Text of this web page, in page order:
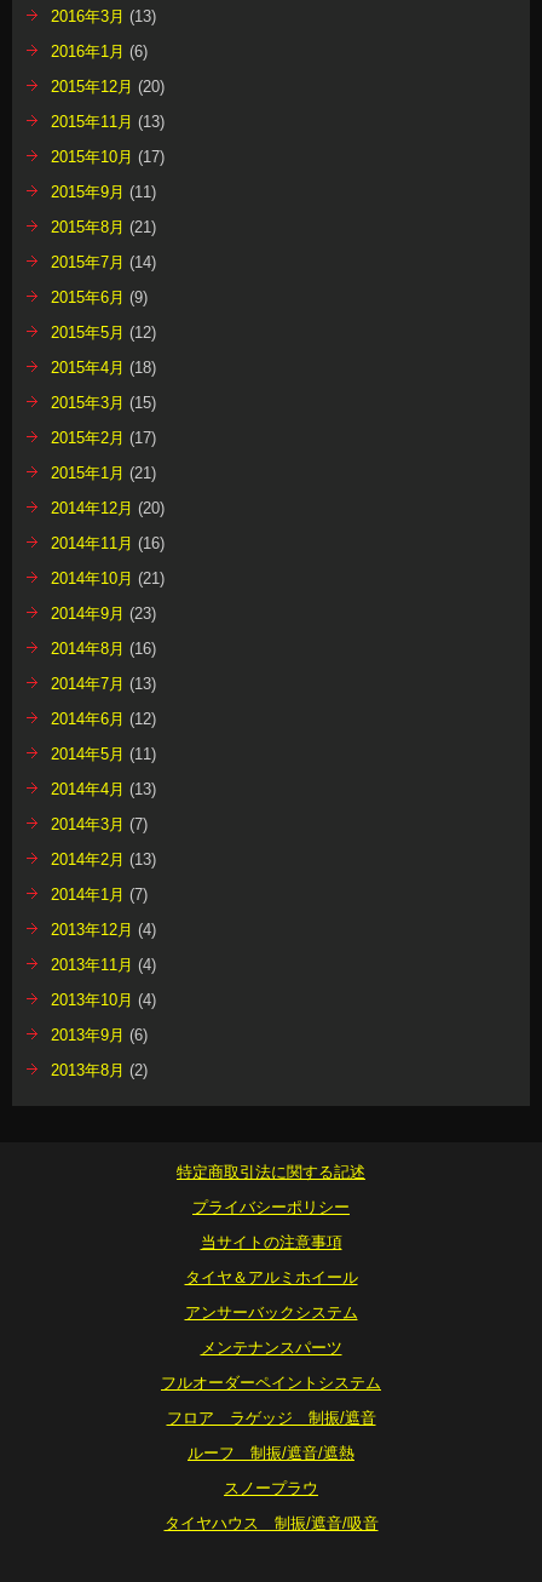
2016年3月 (13)
2016年1月 (6)
2015年12月 (20)
2015年11月 (13)
2015年10月 (17)
2015年9月 (11)
2015年8月 (21)
2015年7月 (14)
2015年6月 (9)
2015年5月 (12)
2015年4月 (18)
2015年3月 (15)
2015年2月 (17)
2015年1月 (21)
2014年12月 (20)
2014年11月 (16)
2014年10月 (21)
2014年9月 (23)
2014年8月 (16)
2014年7月 (13)
2014年6月 (12)
2014年5月 (11)
2014年4月 (13)
2014年3月 (7)
2014年2月 (13)
2014年1月 (7)
2013年12月 (4)
2013年11月 (4)
2013年10月 (4)
2013年9月 (6)
2013年8月 (2)
特定商取引法に関する記述
プライバシーポリシー
当サイトの注意事項
タイヤ＆アルミホイール
アンサーバックシステム
メンテナンスパーツ
フルオーダーペイントシステム
フロア ラゲッジ 制振/遮音
ルーフ 制振/遮音/遮熱
スノープラウ
タイヤハウス 制振/遮音/吸音